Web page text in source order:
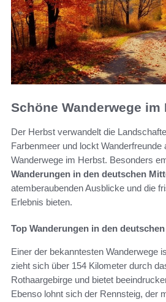
Schöne Wanderwege im
Der Herbst verwandelt die
Farbenmeer und lockt Wanderfreunde
Wanderwege im Herbst. Besonders
Wanderungen in den deutschen
atemberaubenden Ausblicke und die
Erlebnis bieten.
Top Wanderungen in den
Einer der bekanntesten Wanderwege
zieht sich über 154 Kilometer durch
Rothaargebirge und bietet
Ebenso lohnt sich der Rennsteig, der